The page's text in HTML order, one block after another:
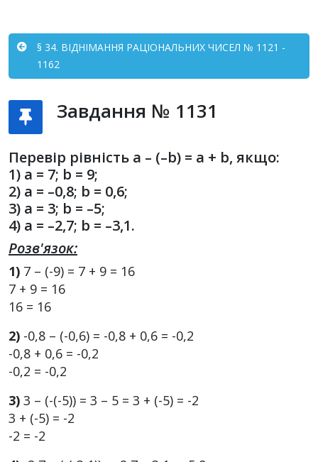
§ 34. ВІДНІМАННЯ РАЦІОНАЛЬНИХ ЧИСЕЛ № 1121 -
1162
Завдання № 1131
Перевір рівність a – (–b) = a + b, якщо:
1) a = 7; b = 9;
2) a = –0,8; b = 0,6;
3) a = 3; b = –5;
4) a = –2,7; b = –3,1.
Розв'язок:
1) 7 – (-9) = 7 + 9 = 16
7 + 9 = 16
16 = 16
2) -0,8 – (-0,6) = -0,8 + 0,6 = -0,2
-0,8 + 0,6 = -0,2
-0,2 = -0,2
3) 3 – (-(-5)) = 3 – 5 = 3 + (-5) = -2
3 + (-5) = -2
-2 = -2